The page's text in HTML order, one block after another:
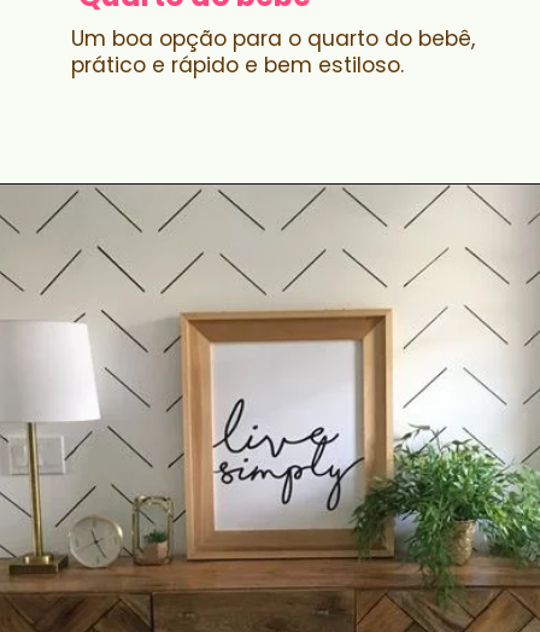
Um boa opção para o quarto do bebê,
prático e rápido e bem estiloso.